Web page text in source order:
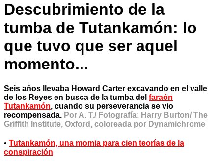
Descubrimiento de la
tumba de Tutankamón: lo
que tuvo que ser aquel
momento...
Seis años llevaba Howard Carter excavando en el valle
de los Reyes en busca de la tumba del faraón
Tutankamón, cuando su perseverancia se vio
recompensada. Por A. T./ Fotografía: Harry Burton/ The
Griffith Institute, Oxford, coloreada por Dynamichrome
• Tutankamón, una momia para cien teorías de la
conspiración